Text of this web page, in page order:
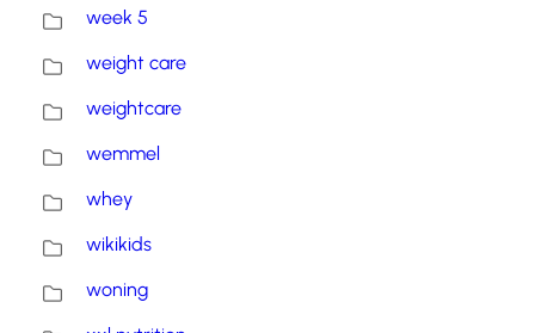
week 5
weight care
weightcare
wemmel
whey
wikikids
woning